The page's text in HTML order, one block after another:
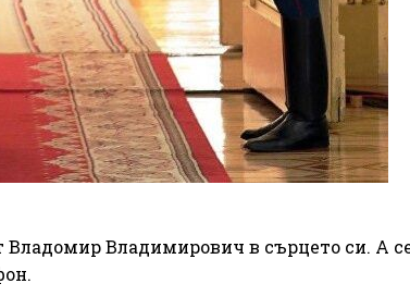
Владомир Владимирович в сърцето си. А